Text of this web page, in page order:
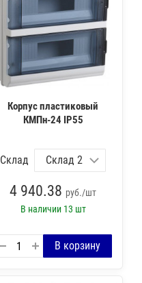
Корпус пластиковый
КМПн-24 IP55
Склад
4 940.38 руб./шт
В наличии 13 шт